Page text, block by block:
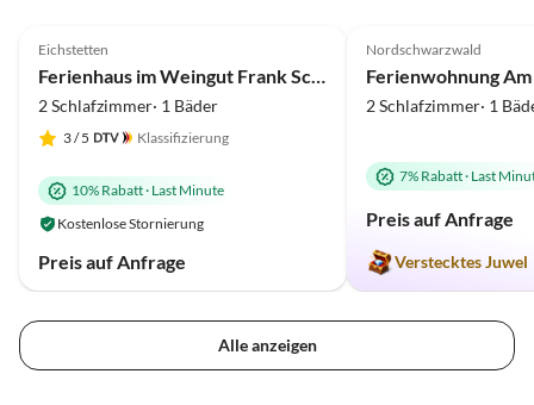
Eichstetten
2 Schlafzimmer· 1 Bäder
3/ 5 Klassifizierung
10% Rabatt· Last Minute
Kostenlose Stornierung
Preis auf Anfrage
Nordschwarzwald
2 Schlafzimmer· 1
7% Rabatt· Last
Preis auf Anfrage
Verstecktes Juwel
Alle anzeigen